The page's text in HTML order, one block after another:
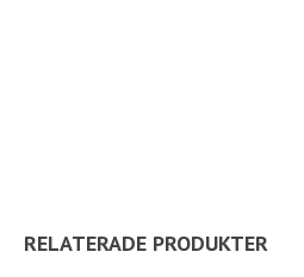
RELATERADE PRODUKTER